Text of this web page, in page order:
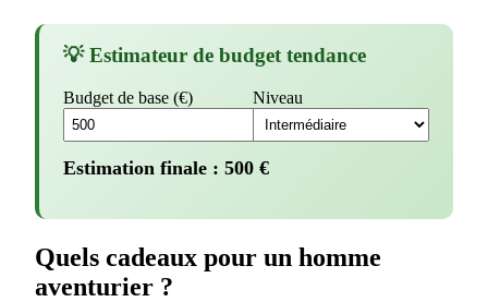
💡 Estimateur de budget tendance
Budget de base (€) Niveau
Estimation finale : 500 €
Quels cadeaux pour un homme
aventurier ?